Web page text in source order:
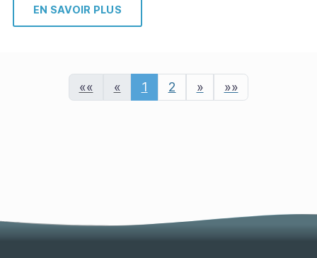
EN SAVOIR PLUS
«« « 1 2 » »»